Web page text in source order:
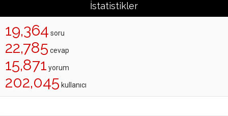
İstatistikler
19,364 soru
22,785 cevap
15,871 yorum
202,045 kullanıcı